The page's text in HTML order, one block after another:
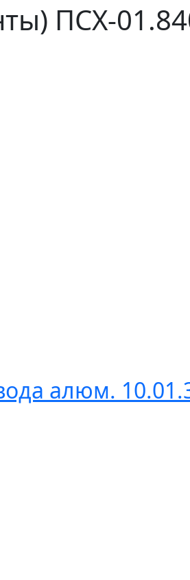
ПСХ-
алюм.